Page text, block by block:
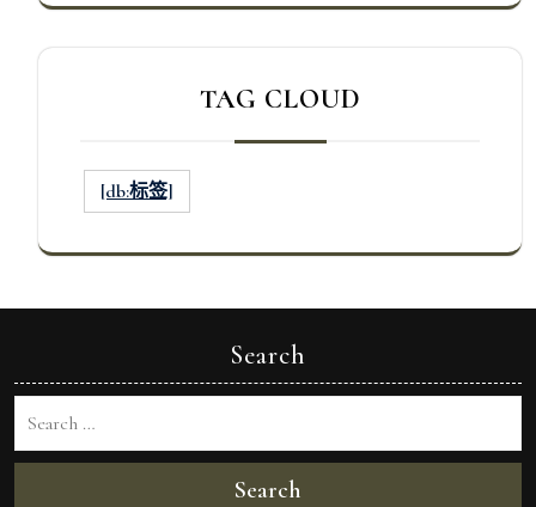
TAG CLOUD
[db:标签]
Search
Search